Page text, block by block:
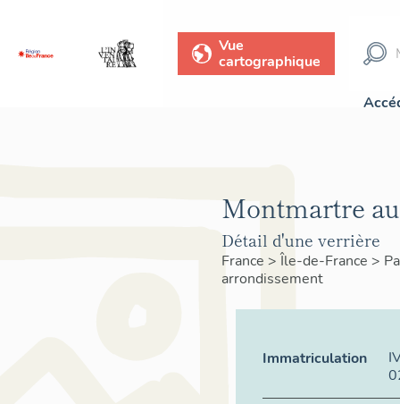
Vue
cartographique
Montmartre
Détail d'une verrière
France >Île-de-France >
arrondissement
Immatriculation